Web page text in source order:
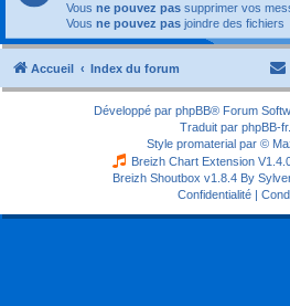
Vous ne pouvez pas supprimer vos
Vous ne pouvez pas joindre des fichiers
Accueil Index du forum
Développé par phpBB® Forum
Traduit par phpBB-
Style promaterial par ©
Breizh Chart Extension
Breizh Shoutbox v1.8.4 By
Confidentialité|